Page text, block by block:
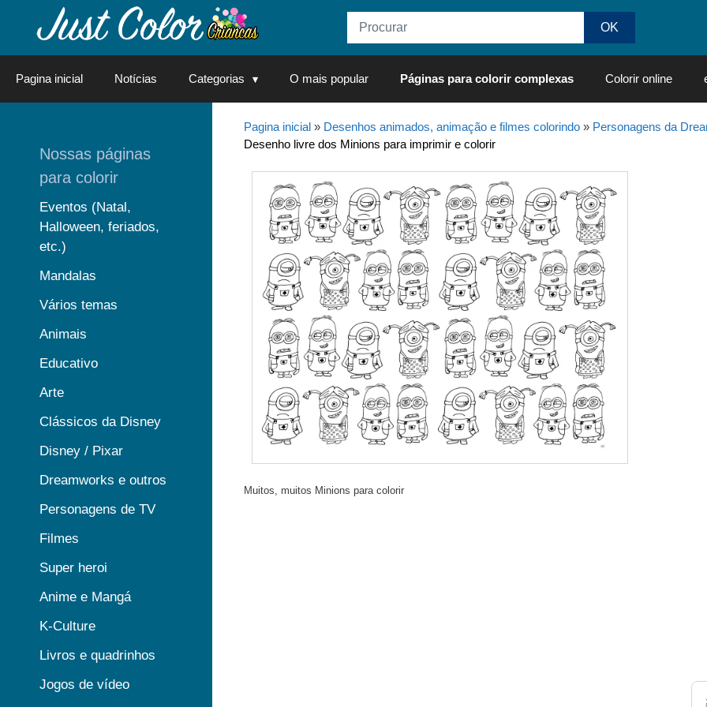
Pagina inicial Notícias Categorias O mais popular Páginas para colorir complexas Colorir online
Pagina inicial» Desenhos animados, animação e filmes colorindo» Personagens da
Desenho livre dos Minions para imprimir e colorir
Muitos, muitos Minions para colorir
Nossas páginas
para colorir
Eventos (Natal,
Halloween, feriados,
etc.)
Mandalas
Vários temas
Animais
Educativo
Arte
Clássicos da Disney
Disney / Pixar
Dreamworks e outros
Personagens de TV
Filmes
Super heroi
Anime e Mangá
K-Culture
Livros e quadrinhos
Jogos de vídeo